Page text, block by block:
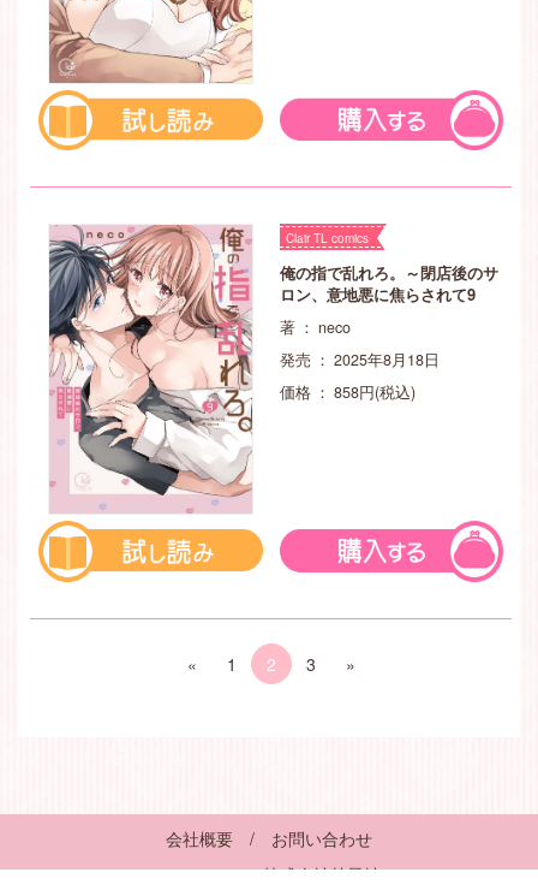
Clair TL comics
俺の指で乱れろ。～閉店後のサ
ロン、意地悪に焦らされて9
著 ： neco
発売 ： 2025年8月18日
価格 ： 858円(税込)
« 1 2 3 »
会社概要 / お問い合わせ
© 2017-2026 株式会社彗星社